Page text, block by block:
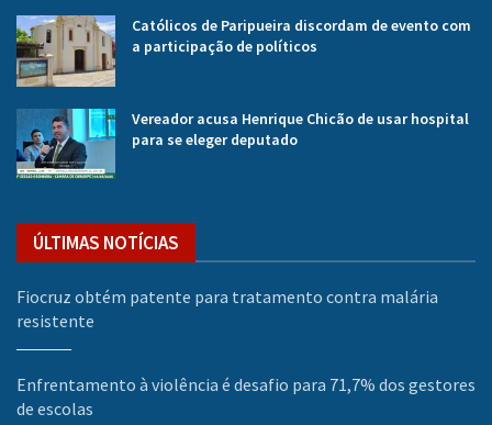
Católicos de Paripueira discordam de evento com
a participação de políticos
Vereador acusa Henrique Chicão de usar hospital
para se eleger deputado
ÚLTIMAS NOTÍCIAS
Fiocruz obtém patente para tratamento contra malária
resistente
Enfrentamento à violência é desafio para 71,7% dos gestores
de escolas